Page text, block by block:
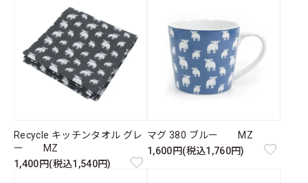
Recycle キッチンタオル グレ
ー MZ
1,400円(税込1,540円)
マグ 380 ブルー MZ
1,600円(税込1,760円)